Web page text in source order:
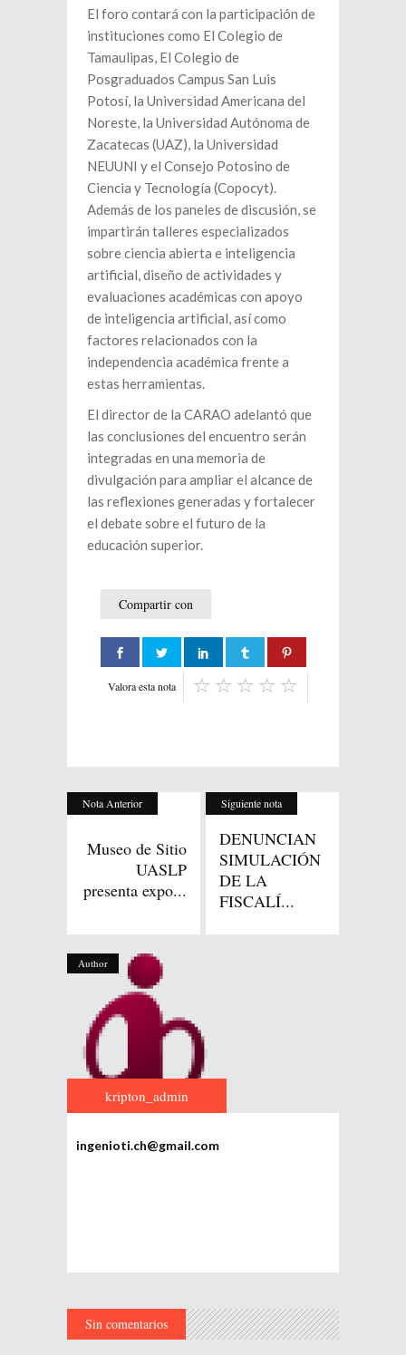
El foro contará con la participación de
instituciones como El Colegio de
Tamaulipas, El Colegio de
Posgraduados Campus San Luis
Potosí, la Universidad Americana del
Noreste, la Universidad Autónoma de
Zacatecas (UAZ), la Universidad
NEUUNI y el Consejo Potosino de
Ciencia y Tecnología (Copocyt).
Además de los paneles de discusión, se
impartirán talleres especializados
sobre ciencia abierta e inteligencia
artificial, diseño de actividades y
evaluaciones académicas con apoyo
de inteligencia artificial, así como
factores relacionados con la
independencia académica frente a
estas herramientas.
El director de la CARAO adelantó que
las conclusiones del encuentro serán
integradas en una memoria de
divulgación para ampliar el alcance de
las reflexiones generadas y fortalecer
el debate sobre el futuro de la
educación superior.
Compartir con
Valora esta nota
Nota Anterior
Museo de Sitio
UASLP
presenta expo...
Siguiente nota
DENUNCIAN
SIMULACIÓN
DE LA
FISCALÍ...
Author
kripton_admin
ingenioti.ch@gmail.com
Sin comentarios